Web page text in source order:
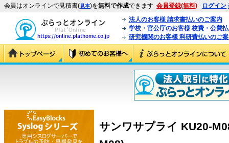
会員はオンラインで見積書(見本)を無料で作成できます 会員登録(無料) ログイン
法人のお客様 請求書払いのご案内
学校・官公庁のお客様 校費・公費
研究機関のお客様 科研費払いのご
サンワサプライ KU20-